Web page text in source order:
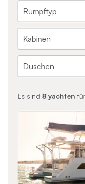
Es sind 8yachten